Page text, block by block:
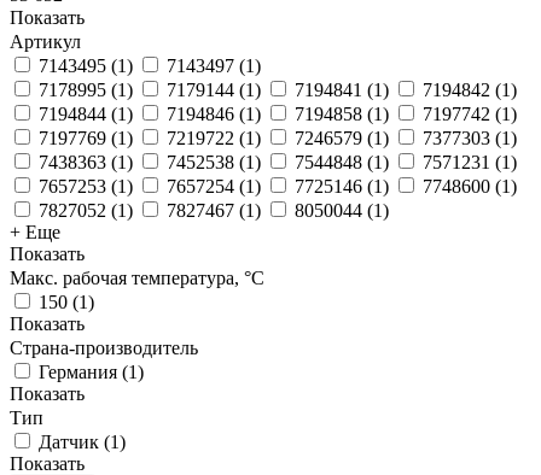
Показать
Артикул
7143495 (1) 7143497 (1)
7178995 (1) 7179144 (1) 7194841 (1) 7194842 (1)
7194844 (1) 7194846 (1) 7194858 (1) 7197742 (1)
7197769 (1) 7219722 (1) 7246579 (1) 7377303 (1)
7438363 (1) 7452538 (1) 7544848 (1) 7571231 (1)
7657253 (1) 7657254 (1) 7725146 (1) 7748600 (1)
7827052 (1) 7827467 (1) 8050044 (1)
+ Еще
Показать
Макс. рабочая температура, °C
150 (1)
Показать
Страна-производитель
Германия (1)
Показать
Тип
Датчик (1)
Показать